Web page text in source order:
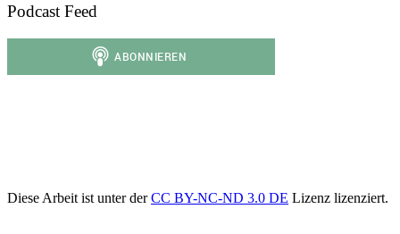
Podcast Feed
Diese Arbeit ist unter derCC BY-NC-ND 3.0 DE Lizenz lizenziert.